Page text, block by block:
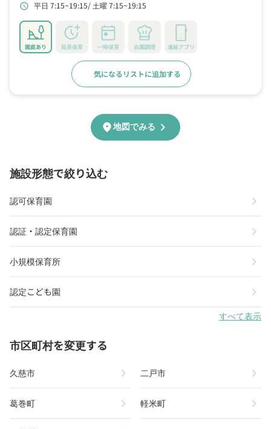
schedule 平日 7:15~19:15 土曜 7:15~19:15
園庭あり 延長保育 一時保育 自園調理 連絡アプリ
気になるリストに追加する
location_on地図でみる chevron_right
施設形態で絞り込む
認可保育園 chevron_right
認証・認定保育園 chevron_right
小規模保育所 chevron_right
認定こども園 chevron_right
すべて表示
市区町村を変更する
久慈市 chevron_right 二戸市 chevron_right
葛巻町 chevron_right 軽米町 chevron_right